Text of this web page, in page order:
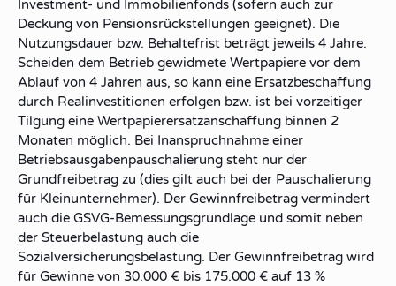
Investment- und Immobilienfonds (sofern auch zur
Deckung von Pensionsrückstellungen geeignet). Die
Nutzungsdauer bzw. Behaltefrist beträgt jeweils 4 Jahre.
Scheiden dem Betrieb gewidmete Wertpapiere vor dem
Ablauf von 4 Jahren aus, so kann eine Ersatzbeschaffung
durch Realinvestitionen erfolgen bzw. ist bei vorzeitiger
Tilgung eine Wertpapierersatzanschaffung binnen 2
Monaten möglich. Bei Inanspruchnahme einer
Betriebsausgabenpauschalierung steht nur der
Grundfreibetrag zu (dies gilt auch bei der Pauschalierung
für Kleinunternehmer). Der Gewinnfreibetrag vermindert
auch die GSVG-Bemessungsgrundlage und somit neben
der Steuerbelastung auch die
Sozialversicherungsbelastung. Der Gewinnfreibetrag wird
für Gewinne von 30.000 € bis 175.000 € auf 13 %